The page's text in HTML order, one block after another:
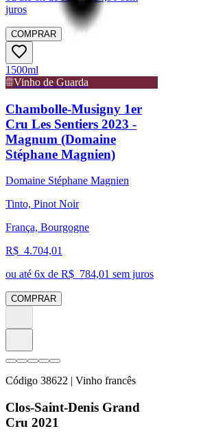
juros
COMPRAR
1500ml
Vinho de Guarda
Chambolle-Musigny 1er
Cru Les Sentiers 2023 -
Magnum (Domaine
Stéphane Magnien)
Domaine Stéphane Magnien
Tinto, Pinot Noir
França, Bourgogne
R$ 4.704,01
ou até 6x de R$ 784,01 sem juros
COMPRAR
Código 38622 | Vinho francês
Clos-Saint-Denis Grand
Cru 2021